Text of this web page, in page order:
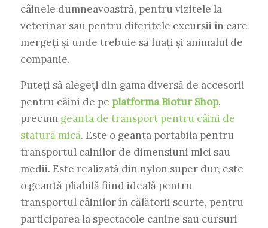
câinele dumneavoastră, pentru vizitele la
veterinar sau pentru diferitele excursii în care
mergeți și unde trebuie să luați și animalul de
companie.
Puteți să alegeți din gama diversă de accesorii
pentru câini de pe platforma Biotur Shop,
precum geanta de transport pentru câini de
statură mică. Este o geanta portabila pentru
transportul cainilor de dimensiuni mici sau
medii. Este realizată din nylon super dur, este
o geantă pliabilă fiind ideală pentru
transportul câinilor în călătorii scurte, pentru
participarea la spectacole canine sau cursuri